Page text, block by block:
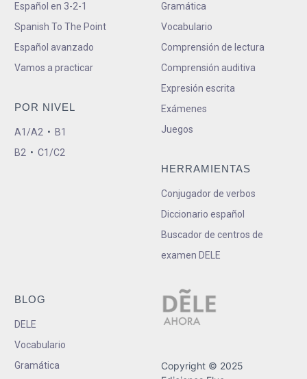
Español en 3-2-1
Spanish To The Point
Español avanzado
Vamos a practicar
POR NIVEL
A1/A2 • B1
B2 • C1/C2
Gramática
Vocabulario
Comprensión de lectura
Comprensión auditiva
Expresión escrita
Exámenes
Juegos
HERRAMIENTAS
Conjugador de verbos
Diccionario español
Buscador de centros de
examen DELE
BLOG
DELE
Vocabulario
Gramática
Copyright © 2025